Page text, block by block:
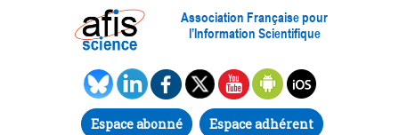
Association Française pour
l’Information Scientifique
Espace abonné Espace adhérent